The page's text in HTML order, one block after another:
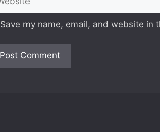
Save my name, email, and website in